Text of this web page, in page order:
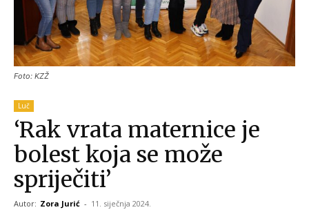
Foto: KZŽ
Luč
‘Rak vrata maternice je
bolest koja se može
spriječiti’
Autor: Zora Jurić - 11. siječnja 2024.